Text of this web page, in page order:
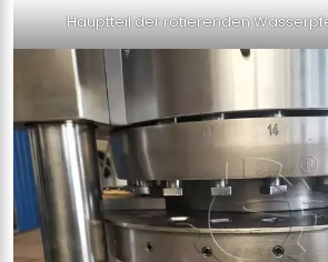
Hauptteil der rotierenden